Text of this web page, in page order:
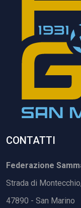
CONTATTI
Federazione
Strada di
47890 - San Marino